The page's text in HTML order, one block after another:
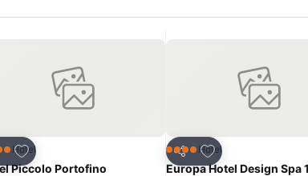
Zu Favoriten hinzufügen
Hotel
Piccolo Portofino
Teilen
Zu Favoriten
4 SterneHotel
Europa Hotel Design Spa